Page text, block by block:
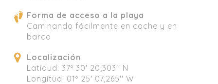
Forma de acceso a la playa
Caminando fácilmente en coche y en
barco
Localización
Latidud: 37º 30' 20,303'' N
Longitud: 01º 25' 07,265'' W